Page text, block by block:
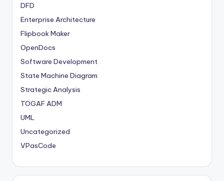
DFD
Enterprise Architecture
Flipbook Maker
OpenDocs
Software Development
State Machine Diagram
Strategic Analysis
TOGAF ADM
UML
Uncategorized
VPasCode